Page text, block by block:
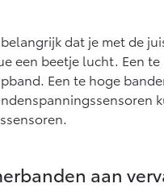
dat je met de
een beetje lucht. Een
Een te hoge
aan